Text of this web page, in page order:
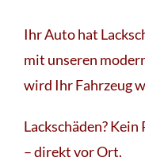
Ihr Auto hat
mit unseren
wird Ihr Fahrzeug
Lackschäden?
– direkt vor Ort.